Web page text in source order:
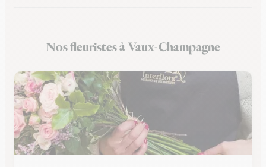
Fleuristes à Signy-le-Petit
Nos fleuristes à Vaux-Champagne